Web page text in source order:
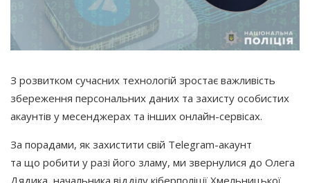
З розвитком сучасних технологій зростає важливість
збереження персональних даних та захисту особистих
акаунтів у месенджерах та інших онлайн-сервісах.
За порадами, як захистити свій Telegram-акаунт
та що робити у разі його зламу, ми звернулися до Олега
Дядика, начальника відділу кіберполіції Хмельницької